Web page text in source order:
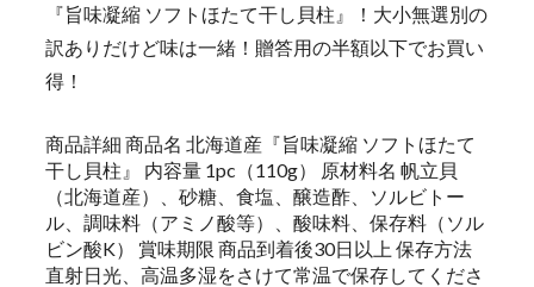
『旨味凝縮 ソフトほたて干し貝柱』！大小無選別の
訳ありだけど味は一緒！贈答用の半額以下でお買い
得！
商品詳細 商品名 北海道産『旨味凝縮 ソフトほたて
干し貝柱』 内容量 1pc（110g） 原材料名 帆立貝
（北海道産）、砂糖、食塩、醸造酢、ソルビトー
ル、調味料（アミノ酸等）、酸味料、保存料（ソル
ビン酸K） 賞味期限 商品到着後30日以上 保存方法
直射日光、高温多湿をさけて常温で保存してくださ